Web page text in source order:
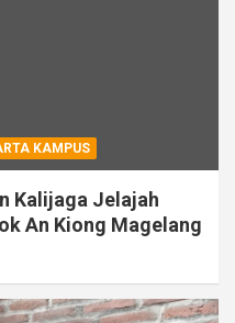
KAMPUS
Kalijaga Jelajah
An Kiong Magelang